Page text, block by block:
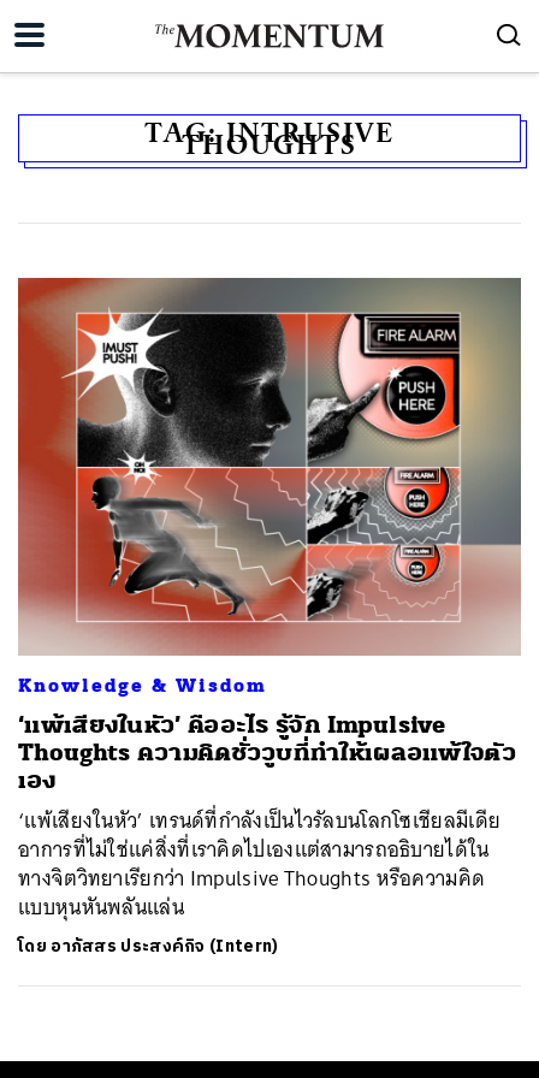
TAG:INTRUSIVE
THOUGHTS
Knowledge & Wisdom
‘แพ้เสียงในหัว’ คืออะไร รู้จัก Impulsive
Thoughts ความคิดชั่ววูบที่ทำให้เผลอแพ้ใจตัว
เอง
‘แพ้เสียงในหัว’ เทรนด์ที่กำลังเป็นไวรัลบนโลกโซเชียลมีเดีย
อาการที่ไม่ใช่แค่สิ่งที่เราคิดไปเองแต่สามารถอธิบายได้ใน
ทางจิตวิทยาเรียกว่า Impulsive Thoughts หรือความคิด
แบบหุนหันพลันแล่น
โดย อาภัสสร ประสงค์กิจ (Intern)
SHARE TWEET LINE EMAIL